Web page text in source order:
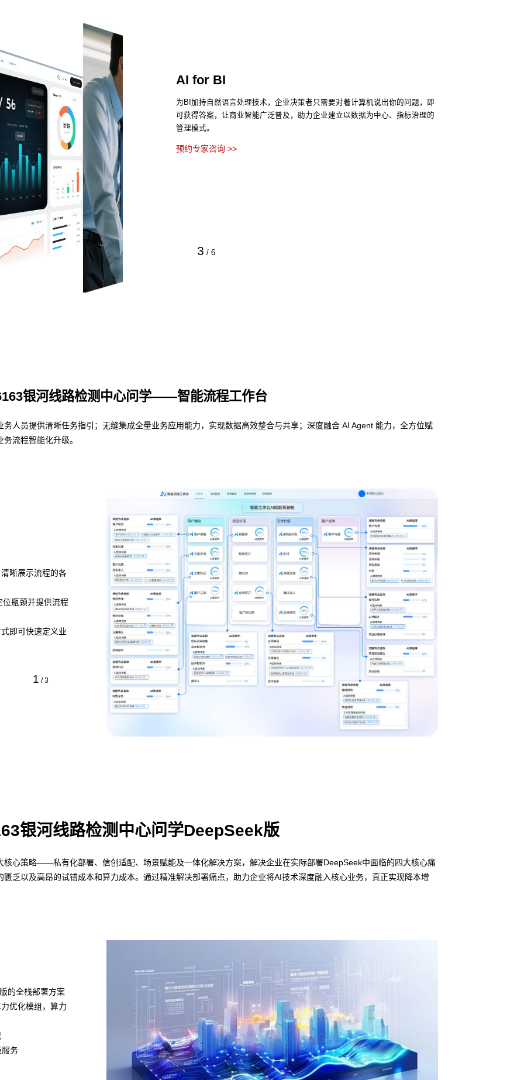
3 / 6
AI for BI
为BI加持自然语言处理技术，企业决策者只需要对着计算机说出你的问题，即
可获得答案，让商业智能广泛普及，助力企业建立以数据为中心、指标治理的
管理模式。
预约专家咨询 >>
银河线路检测中心问学——智能流程工作台
人员提供清晰任务指引；无缝集成全量业务应用能力，实现数据高效整合与共享；深度融合 AI Agent 能力，全方位赋
流程智能化升级。
晰展示流程的各
位瓶颈并提供流程
即可快速定义业
1 /3
银河线路检测中心问学DeepSeek版
心策略——私有化部署、信创适配、场景赋能及一体化解决方案，解决企业在实际部署DeepSeek中面临的四大核心痛
乏以及高昂的试错成本和算力成本。通过精准解决部署痛点，助力企业将AI技术深度融入核心业务，真正实现降本增
的全栈部署方案
优化模组，算力
服务